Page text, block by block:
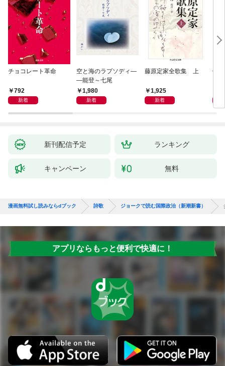
チョコレート革命
792
新着
空と海のラプソディ―
―能登～七尾
1,980
新着
藤原定家全歌集 上
1,925
新着
俳
新刊配信予定 ランキング
キャンペーン 無料
漫画無料試し読みならdブック 詩歌 ジョークで読む国際政治（新潮新書）
アプリならもっと便利で快適に！